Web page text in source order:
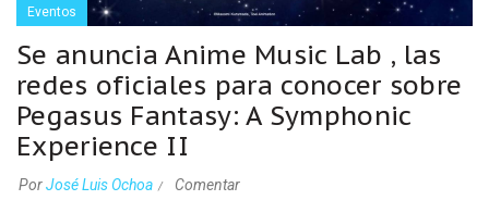
Eventos
Se anuncia Anime Music Lab , las
redes oficiales para conocer sobre
Pegasus Fantasy: A Symphonic
Experience II
PorJosé Luis Ochoa Comentar